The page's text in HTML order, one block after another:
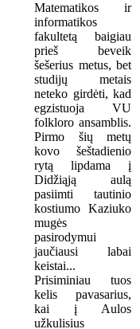
Matematikos ir
informatikos
fakultetą baigiau
prieš beveik
šešerius metus, bet
studijų metais
neteko girdėti, kad
egzistuoja VU
folkloro ansamblis.
Pirmo šių metų
kovo šeštadienio
rytą lipdama į
Didžiąją aulą
pasiimti tautinio
kostiumo Kaziuko
mugės
pasirodymui
jaučiausi labai
keistai...
Prisiminiau tuos
kelis pavasarius,
kai į Aulos
užkulisius